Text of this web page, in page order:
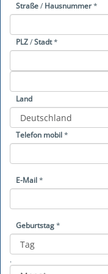
Straße/ Hausnummer*
PLZ/Stadt*
Land
Telefon mobil*
E-Mail*
Geburtstag*
Year
.